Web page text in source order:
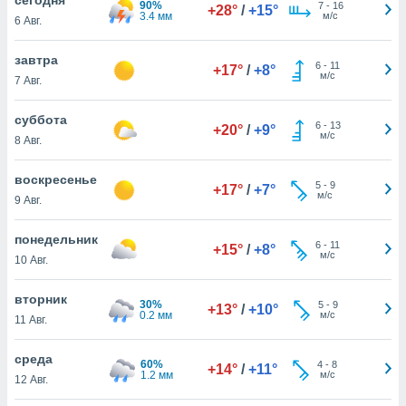
действия
на веб-
основе.
нашей
cookie
в
ВЫ
6 Авг.
90%
3.4 мм
+28° / +15° 7- 16
м/с
завтра
7 Авг.
+17° / +8° 6- 11
м/с
суббота
8 Авг.
+20° / +9° 6- 13
м/с
воскресенье
9 Авг.
+17° / +7° 5- 9
м/с
понедельник
10 Авг.
+15° / +8° 6- 11
м/с
вторник
11 Авг.
30%
0.2 мм
+13° / +10° 5- 9
м/с
среда
12 Авг.
60%
1.2 мм
+14° / +11° 4 -8
м/с